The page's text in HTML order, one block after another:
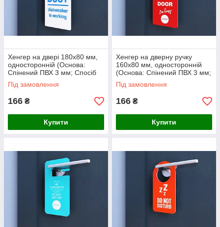
Хенгер на двері 180х80 мм,
односторонній (Основа:
Спінений ПВХ 3 мм; Спосіб
нанесення: Аплікація
кольоровими плівками;)
Під замовлення
166 ₴
Купити
Хенгер на дверну ручку
160х80 мм, односторонній
(Основа: Спінений ПВХ 3 мм;
Спосіб нанесення: Аплікація
кольоровими
Під замовлення
166 ₴
Купити